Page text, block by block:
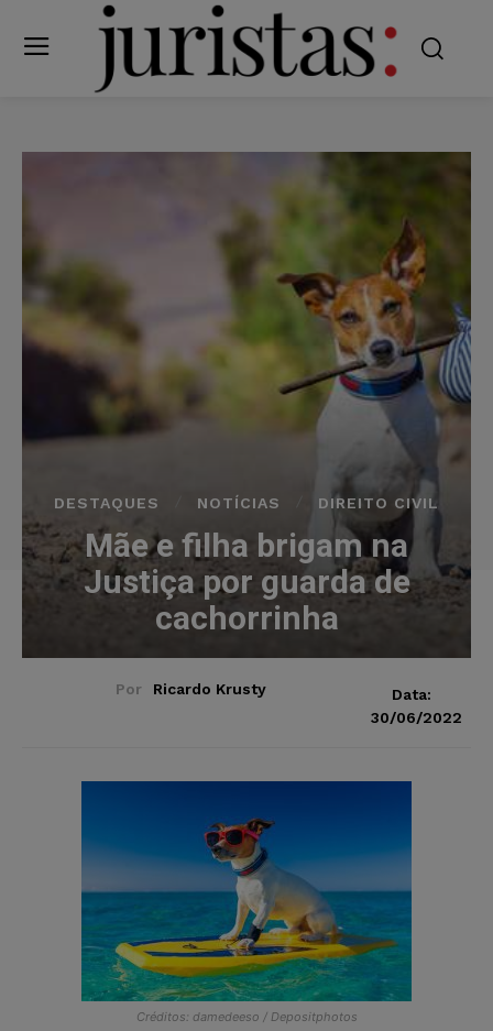
DESTAQUES NOTÍCIAS DIREITO CIVIL
Mãe e filha brigam na
Justiça por guarda de
cachorrinha
Por Ricardo Krusty
Data:
30/06/2022
Créditos: damedeeso / Depositphotos